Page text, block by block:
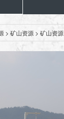
> 矿山资源 > 矿山资源